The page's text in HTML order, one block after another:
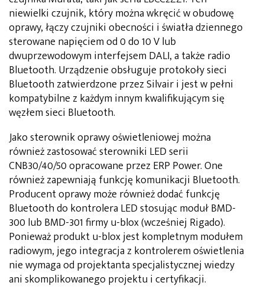
niewielki czujnik, który można wkręcić w obudowę
oprawy, łączy czujniki obecności i światła dziennego
sterowane napięciem od 0 do 10 V lub
dwuprzewodowym interfejsem DALI, a także radio
Bluetooth. Urządzenie obsługuje protokoły sieci
Bluetooth zatwierdzone przez Silvair i jest w pełni
kompatybilne z każdym innym kwalifikującym się
węzłem sieci Bluetooth.
Jako sterownik oprawy oświetleniowej można
również zastosować sterowniki LED serii
CNB30/40/50 opracowane przez ERP Power. One
również zapewniają funkcję komunikacji Bluetooth.
Producent oprawy może również dodać funkcję
Bluetooth do kontrolera LED stosując moduł BMD-
300 lub BMD-301 firmy u-blox (wcześniej Rigado).
Ponieważ produkt u-blox jest kompletnym modułem
radiowym, jego integracja z kontrolerem oświetlenia
nie wymaga od projektanta specjalistycznej wiedzy
ani skomplikowanego projektu i certyfikacji.